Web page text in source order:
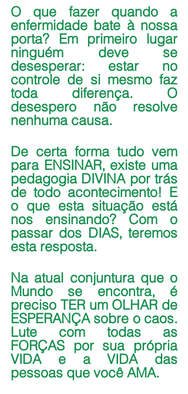
O que fazer quando a
enfermidade bate à nossa
porta? Em primeiro lugar
ninguém deve se
desesperar: estar no
controle de si mesmo faz
toda diferença. O
desespero não resolve
nenhuma causa.
De certa forma tudo vem
para ENSINAR, existe uma
pedagogia DIVINA por trás
de todo acontecimento! E
o que esta situação está
nos ensinando? Com o
passar dos DIAS, teremos
esta resposta.
Na atual conjuntura que o
Mundo se encontra, é
preciso TER um OLHAR de
ESPERANÇA sobre o caos.
Lute com todas as
FORÇAS por sua própria
VIDA e a VIDA das
pessoas que você AMA.